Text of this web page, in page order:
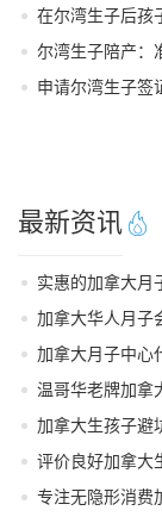
最新资讯
实惠的加拿大月
加拿大华人月子
加拿大月子中心
温哥华老牌加拿
加拿大生孩子避
评价良好加拿大